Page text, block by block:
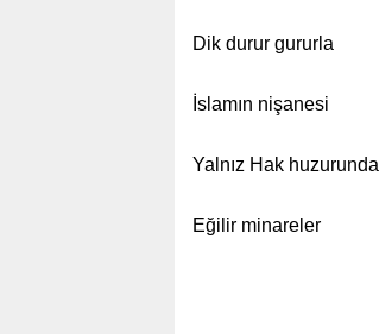
Dik durur gururla
İslamın nişanesi
Yalnız Hak huzurunda
Eğilir minareler